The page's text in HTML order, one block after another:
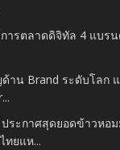
ารตลาดดิจิทัล 4 แบรน
าน Brand ระดับโลก
ระกาศสุดยอดข้าวหอ
ทยแห...